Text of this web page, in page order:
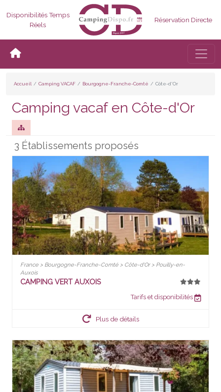
Disponibilités Temps
Réels
Réservation Directe
Accueil Camping VACAF Bourgogne-Franche-Comté Côte-d'Or
Camping vacaf en Côte-d'Or
3 Établissements proposés
France > Bourgogne-Franche-Comté > Côte-d'Or > Pouilly-en-
Auxois
CAMPING VERT AUXOIS
Tarifs et disponibilités
Plus de détails